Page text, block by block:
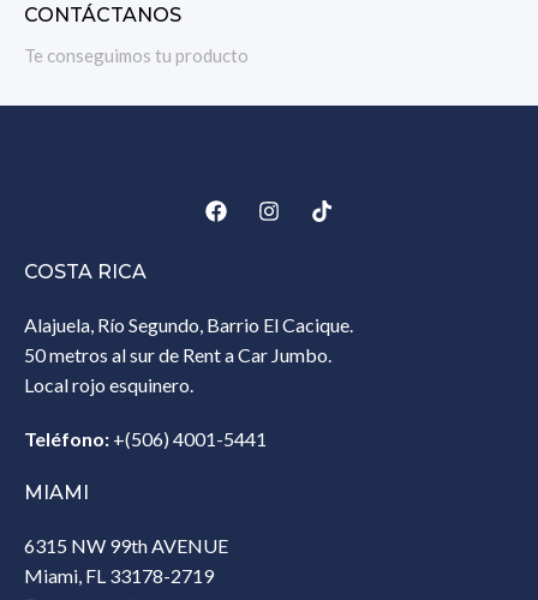
CONTÁCTANOS
Te conseguimos tu producto
COSTA RICA
Alajuela, Río Segundo, Barrio El Cacique.
50 metros al sur de Rent a Car Jumbo.
Local rojo esquinero.
Teléfono: +(506) 4001-5441
MIAMI
6315 NW 99th AVENUE
Miami, FL 33178-2719